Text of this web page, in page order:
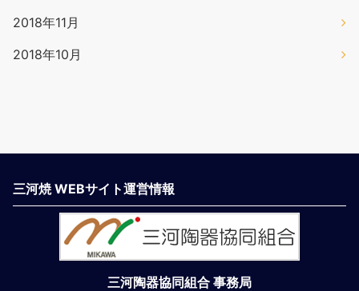
2018年11月
2018年10月
三河焼 WEBサイト運営情報
三河陶器協同組合 事務局